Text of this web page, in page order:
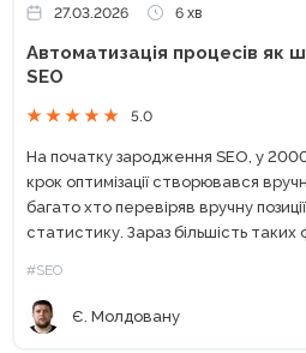
27.03.2026 6 хв
Автоматизація процесів як
SEO
5.0
На початку зародження SEO, у
крок оптимізації створювався
багато хто перевіряв вручну
статистику. Зараз більшість
#SEO
Є. Молдовану